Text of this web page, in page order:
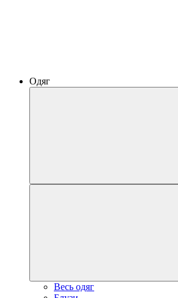
Одяг
Весь одяг